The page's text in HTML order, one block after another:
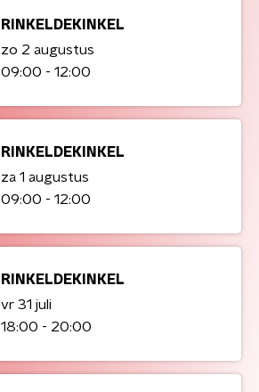
RINKELDEKINKEL
zo 2 augustus
09:00 - 12:00
RINKELDEKINKEL
za 1 augustus
09:00 - 12:00
RINKELDEKINKEL
vr 31 juli
18:00 - 20:00